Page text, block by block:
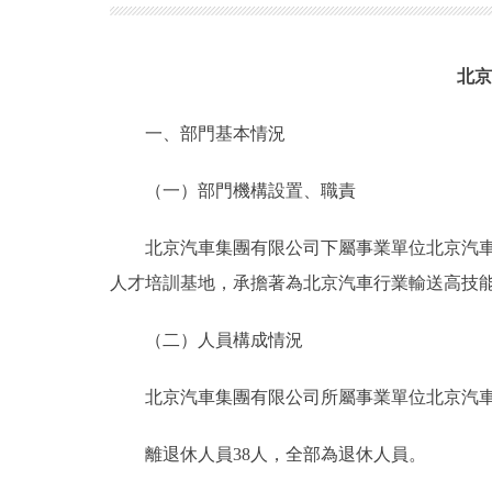
政務服務
個人服務
便民服務
北
一、部門基本情況
（一）部門機構設置、職責
北京汽車集團有限公司下屬事業單位北京汽車
人才培訓基地，承擔著為北京汽車行業輸送高技
（二）人員構成情況
北京汽車集團有限公司所屬事業單位北京汽車
離退休人員38人，全部為退休人員。